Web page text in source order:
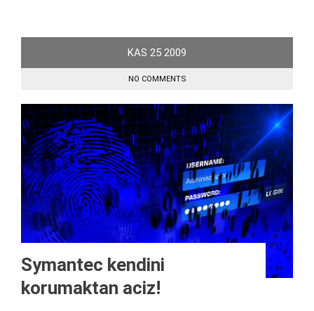
KAS 25 2009
NO COMMENTS
Symantec kendini
korumaktan aciz!